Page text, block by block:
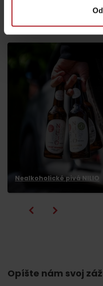
Ďalšie produkty v tejto
Nealkoholické pivá NILIO
Opíšte nám svoj